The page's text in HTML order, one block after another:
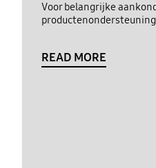
Voor belangrijke
productenondersteuning
READ MORE